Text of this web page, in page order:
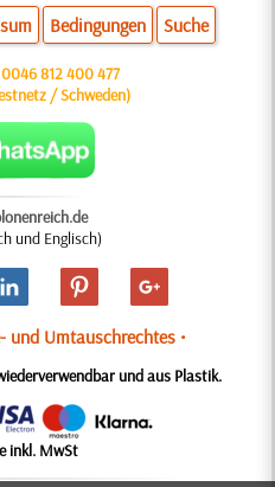
Bedingungen Suche
0046 812 400 477
/ Schweden)
und Englisch)
und Umtauschrechtes •
und aus Plastik.
inkl. MwSt